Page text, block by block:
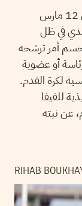
ينظم الاتحاد الإفريقي لكرة القدم (الكاف)، في 12 مارس
في ظل
أمر ترشحه
أو عضوية
لكرة القدم.
للفيفا
عن نيته
RIHAB